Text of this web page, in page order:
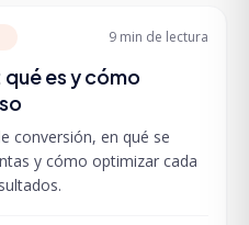
9 min de lectura
es y cómo
conversión, en qué se
y cómo optimizar cada